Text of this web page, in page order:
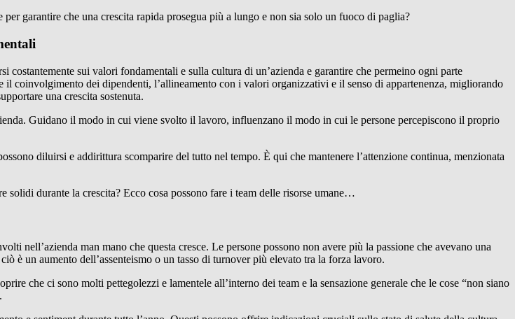
garantire che una crescita rapida prosegua più a lungo e non sia solo un fuoco di paglia?
costantemente sui valori fondamentali e sulla cultura di un’azienda e garantire che permeino ogni parte
coinvolgimento dei dipendenti, l’allineamento con i valori organizzativi e il senso di appartenenza, migliorando
una crescita sostenuta.
Guidano il modo in cui viene svolto il lavoro, influenzano il modo in cui le persone percepiscono il proprio
diluirsi e addirittura scomparire del tutto nel tempo. È qui che mantenere l’attenzione continua, menzionata
durante la crescita? Ecco cosa possono fare i team delle risorse umane…
nell’azienda man mano che questa cresce. Le persone possono non avere più la passione che avevano una
è un aumento dell’assenteismo o un tasso di turnover più elevato tra la forza lavoro.
che ci sono molti pettegolezzi e lamentele all’interno dei team e la sensazione generale che le cose “non siano